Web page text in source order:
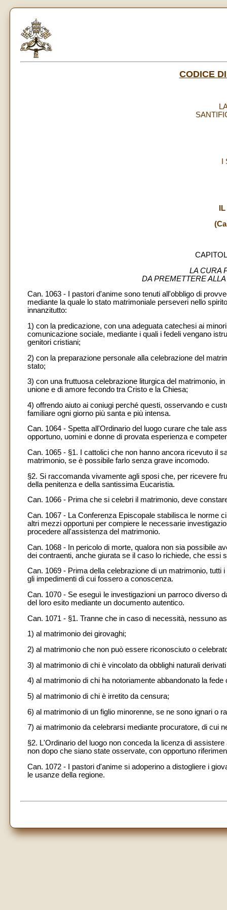
CODICE
LA CURA
DA PREMETTERE
Can. 1063 - I pastori d'anime sono tenuti all'obbligo di
mediante la quale lo stato matrimoniale perseveri nello
innanzitutto:
1) con la predicazione, con una adeguata catechesi ai
comunicazione sociale, mediante i quali i fedeli vengano
genitori cristiani;
2) con la preparazione personale alla celebrazione del
stato;
3) con una fruttuosa celebrazione liturgica del matrimonio,
unione e di amore fecondo tra Cristo e la Chiesa;
4) offrendo aiuto ai coniugi perché questi, osservando e
familiare ogni giorno più santa e più intensa.
Can. 1064 - Spetta all'Ordinario del luogo curare che tale
opportuno, uomini e donne di provata esperienza e
Can. 1065 - §1. I cattolici che non hanno ancora ricevuto il
matrimonio, se è possibile farlo senza grave incomodo.
§2. Si raccomanda vivamente agli sposi che, per ricevere
della penitenza e della santissima Eucaristia.
Can. 1066 - Prima che si celebri il matrimonio, deve
Can. 1067 - La Conferenza Episcopale stabilisca le norme
altri mezzi opportuni per compiere le necessarie
procedere all'assistenza del matrimonio.
Can. 1068 - In pericolo di morte, qualora non sia possibile
dei contraenti, anche giurata se il caso lo richiede, che essi
Can. 1069 - Prima della celebrazione di un matrimonio, tutti
gli impedimenti di cui fossero a conoscenza.
Can. 1070 - Se eseguì le investigazioni un parroco diverso
del loro esito mediante un documento autentico.
Can. 1071 - §1. Tranne che in caso di necessità, nessuno
1) al matrimonio dei girovaghi;
2) al matrimonio che non può essere riconosciuto o
3) al matrimonio di chi è vincolato da obblighi naturali
4) al matrimonio di chi ha notoriamente abbandonato la fede
5) al matrimonio di chi è irretito da censura;
6) al matrimonio di un figlio minorenne, se ne sono ignari o
7) ai matrimonio da celebrarsi mediante procuratore, di cui
§2. L'Ordinario del luogo non conceda la licenza di
non dopo che siano state osservate, con opportuno
Can. 1072 - I pastori d'anime si adoperino a distogliere i
le usanze della regione.